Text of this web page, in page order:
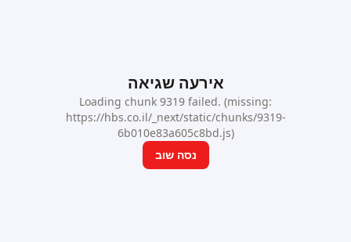
אירעה שגיאה
Loading chunk 9319 failed. (missing:
https://hbs.co.il/_next/static/chunks/9319-
6b010e83a605c8bd.js)